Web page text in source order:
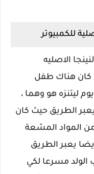
للكمبيوتر
الاصليه
كان هناك طفل
في يوم ليتنزه هو وهما ،
الطريق حيث كان
المواد المشعة
يعبر الطريق
مسرعا لكي